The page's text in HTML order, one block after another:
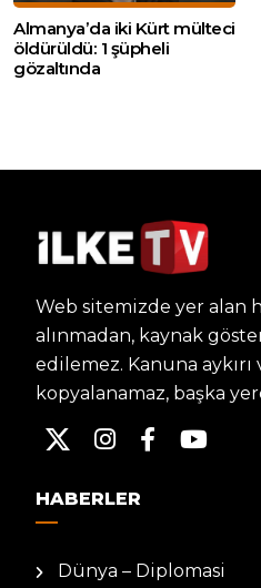
Almanya’da iki Kürt mülteci
öldürüldü: 1 şüpheli
gözaltında
Web sitemizde yer alan
alınmadan, kaynak
edilemez. Kanuna
kopyalanamaz, başka
HABERLER
Dünya – Diplomasi